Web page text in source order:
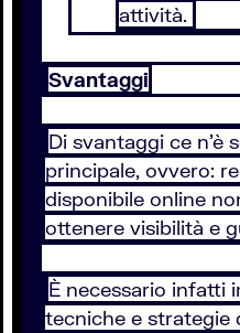
attività.
Svantaggi
Di svantaggi ce n’è
principale, ovvero:
disponibile online
ottenere visibilità e
È necessario infatti
tecniche e strategie